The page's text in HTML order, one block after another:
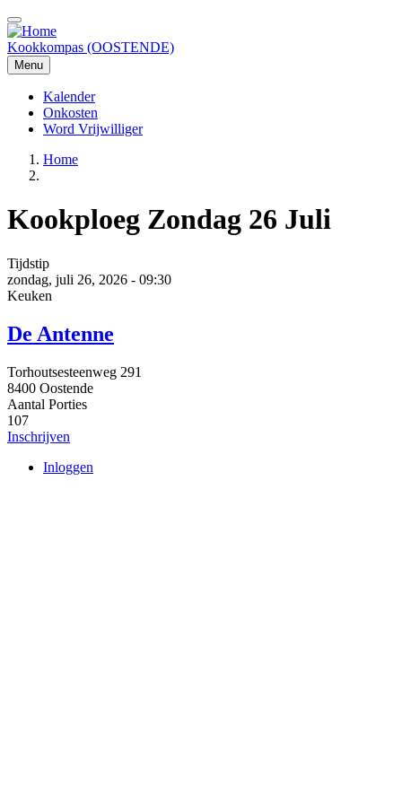
Overslaan
en
naar
de
inhoud
gaan
Kookkompas (OOSTENDE)
Menu
Main
navigation
Kalender
Onkosten
Word Vrijwilliger
Kruimelpad
Home
Kookploeg Zondag 26 Juli
Tijdstip
zondag, juli 26, 2026 - 09:30
Keuken
De Antenne
Torhoutsesteenweg 291
8400 Oostende
Aantal Porties
107
Inschrijven
Inloggen